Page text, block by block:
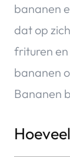
bananen
dat op
frituren en
bananen
Bananen